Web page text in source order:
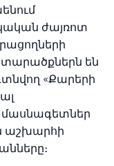
ժայռոտ
են
«Քարերի
մասնագետներ
աշխարհի